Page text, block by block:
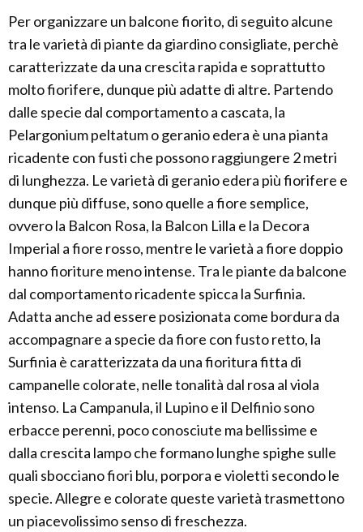
Per organizzare un balcone fiorito, di seguito alcune
tra le varietà di piante da giardino consigliate, perchè
caratterizzate da una crescita rapida e soprattutto
molto fiorifere, dunque più adatte di altre. Partendo
dalle specie dal comportamento a cascata, la
Pelargonium peltatum o geranio edera è una pianta
ricadente con fusti che possono raggiungere 2 metri
di lunghezza. Le varietà di geranio edera più fiorifere e
dunque più diffuse, sono quelle a fiore semplice,
ovvero la Balcon Rosa, la Balcon Lilla e la Decora
Imperial a fiore rosso, mentre le varietà a fiore doppio
hanno fioriture meno intense. Tra le piante da balcone
dal comportamento ricadente spicca la Surfinia.
Adatta anche ad essere posizionata come bordura da
accompagnare a specie da fiore con fusto retto, la
Surfinia è caratterizzata da una fioritura fitta di
campanelle colorate, nelle tonalità dal rosa al viola
intenso. La Campanula, il Lupino e il Delfinio sono
erbacce perenni, poco conosciute ma bellissime e
dalla crescita lampo che formano lunghe spighe sulle
quali sbocciano fiori blu, porpora e violetti secondo le
specie. Allegre e colorate queste varietà trasmettono
un piacevolissimo senso di freschezza.